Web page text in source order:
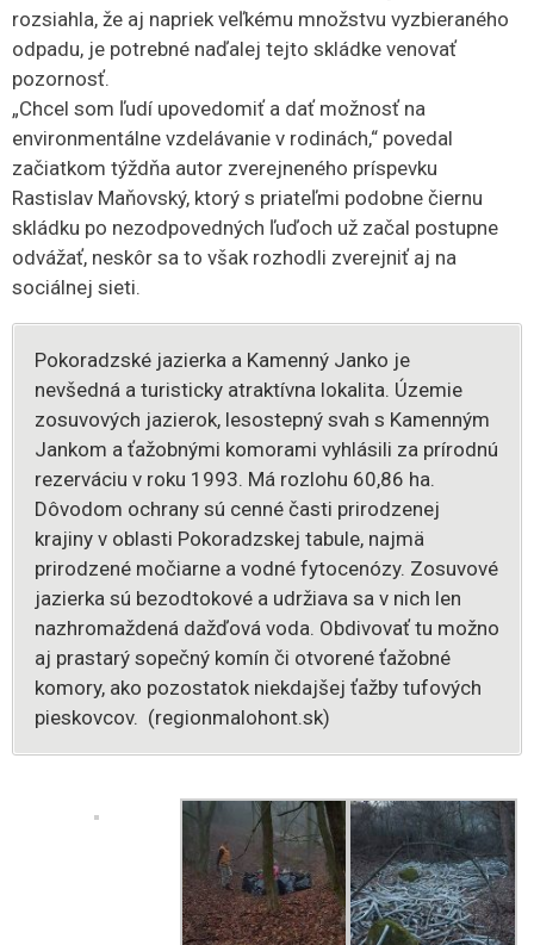
rozsiahla, že aj napriek veľkému množstvu vyzbieraného
odpadu, je potrebné naďalej tejto skládke venovať
pozornosť.
„Chcel som ľudí upovedomiť a dať možnosť na
environmentálne vzdelávanie v rodinách,“ povedal
začiatkom týždňa autor zverejneného príspevku
Rastislav Maňovský, ktorý s priateľmi podobne čiernu
skládku po nezodpovedných ľuďoch už začal postupne
odvážať, neskôr sa to však rozhodli zverejniť aj na
sociálnej sieti.
Pokoradzské jazierka a Kamenný Janko je
nevšedná a turisticky atraktívna lokalita. Územie
zosuvových jazierok, lesostepný svah s Kamenným
Jankom a ťažobnými komorami vyhlásili za prírodnú
rezerváciu v roku 1993. Má rozlohu 60,86 ha.
Dôvodom ochrany sú cenné časti prirodzenej
krajiny v oblasti Pokoradzskej tabule, najmä
prirodzené močiarne a vodné fytocenózy. Zosuvové
jazierka sú bezodtokové a udržiava sa v nich len
nazhromaždená dažďová voda. Obdivovať tu možno
aj prastarý sopečný komín či otvorené ťažobné
komory, ako pozostatok niekdajšej ťažby tufových
pieskovcov. (regionmalohont.sk)